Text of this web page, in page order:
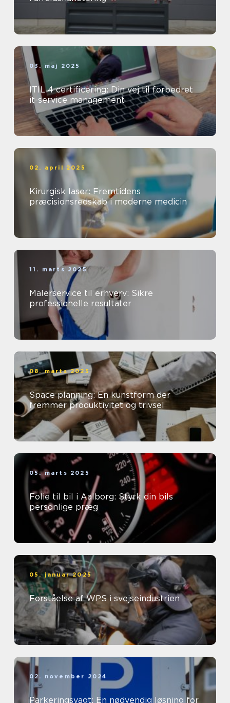
03. maj 2025
ITIL 4 certificering: Din vej til forbedret
it-service management
02. april 2025
Kirurgisk laser: Fremtidens
præcisionsredskab i moderne medicin
11. marts 2025
Malerservice til erhverv: Sikre
professionelle resultater
08. marts 2025
Space planning: En kunstform der
fremmer produktivitet og trivsel
05. marts 2025
Folie til bil i Aalborg: Styrk din bils
personlige præg
05. januar 2025
Forståelse af WPS i svejseindustrien
02. november 2024
Parkeringsvagt: En nødvendig løsning for